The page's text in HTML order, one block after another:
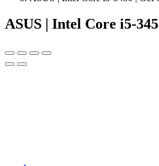
ASUS | Intel Core i5-